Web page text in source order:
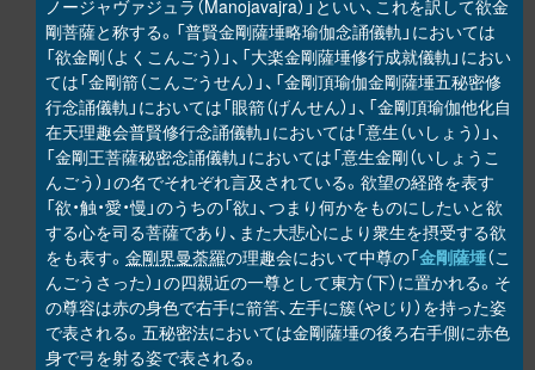
ノージャヴァジュラ（Manojavajra）」といい、これを訳して欲金
剛菩薩と称する。「普賢金剛薩埵略瑜伽念誦儀軌」においては
「欲金剛（よくこんごう）」、「大楽金剛薩埵修行成就儀軌」におい
ては「金剛箭（こんごうせん）」、「金剛頂瑜伽金剛薩埵五秘密修
行念誦儀軌」においては「眼箭（げんせん）」、「金剛頂瑜伽他化自
在天理趣会普賢修行念誦儀軌」においては「意生（いしょう）」、
「金剛王菩薩秘密念誦儀軌」においては「意生金剛（いしょうこ
んごう）」の名でそれぞれ言及されている。欲望の経路を表す
「欲・触・愛・慢」のうちの「欲」、つまり何かをものにしたいと欲
する心を司る菩薩であり、また大悲心により衆生を摂受する欲
をも表す。 金剛界曼荼羅の理趣会において中尊の「金剛薩埵（こ
んごうさった）」の四親近の一尊として東方（下）に置かれる。そ
の尊容は赤の身色で右手に箭筈、左手に簇（やじり）を持った姿
で表される。五秘密法においては金剛薩埵の後ろ右手側に赤色
身で弓を射る姿で表される。